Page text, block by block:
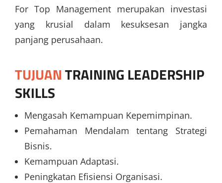
For Top Management merupakan investasi
yang krusial dalam kesuksesan jangka
panjang perusahaan.
TUJUANTRAINING LEADERSHIP
SKILLS
Mengasah Kemampuan Kepemimpinan.
Pemahaman Mendalam tentang Strategi
Bisnis.
Kemampuan Adaptasi.
Peningkatan Efisiensi Organisasi.